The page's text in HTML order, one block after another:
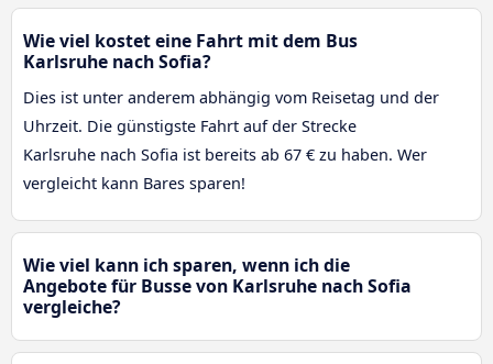
Wie viel kostet eine Fahrt mit dem Bus
Karlsruhe nach Sofia?
Dies ist unter anderem abhängig vom Reisetag und der
Uhrzeit. Die günstigste Fahrt auf der Strecke
Karlsruhe nach Sofia ist bereits ab 67 € zu haben. Wer
vergleicht kann Bares sparen!
Wie viel kann ich sparen, wenn ich die
Angebote für Busse von Karlsruhe nach Sofia
vergleiche?